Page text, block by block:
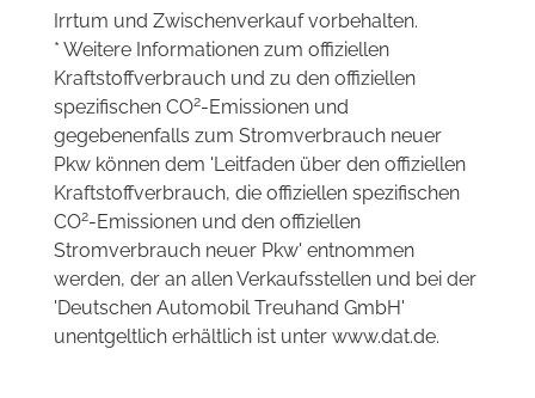
Irrtum und Zwischenverkauf vorbehalten.
* Weitere Informationen zum offiziellen
Kraftstoffverbrauch und zu den offiziellen
spezifischen CO2-Emissionen und
gegebenenfalls zum Stromverbrauch neuer
Pkw können dem 'Leitfaden über den offiziellen
Kraftstoffverbrauch, die offiziellen spezifischen
CO2-Emissionen und den offiziellen
Stromverbrauch neuer Pkw' entnommen
werden, der an allen Verkaufsstellen und bei der
'Deutschen Automobil Treuhand GmbH'
unentgeltlich erhältlich ist unter www.dat.de.